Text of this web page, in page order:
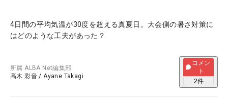
4日間の平均気温が30度を超える真夏日。大会側の暑さ対策に
はどのような工夫があった？
所属ALBA Net編集部
高木 彩音 /Ayane Takagi
コメン
ト
2件